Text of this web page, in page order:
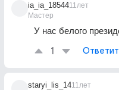
ia_ia_18544
Мастер
11лет
У нас белого
1
staryi_lis_1411лет